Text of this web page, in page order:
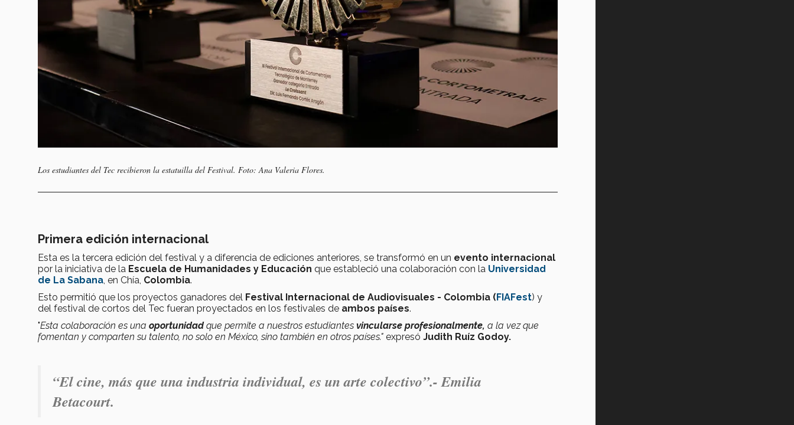
Los estudiantes del Tec recibieron la estatuilla del Festival. Foto: Ana Valeria Flores.
Primera edición internacional
Esta es la tercera edición del festival y a diferencia de ediciones anteriores, se transformó en un evento internacional
por la iniciativa de la Escuela de Humanidades y Educación que estableció una colaboración con la Universidad
de La Sabana, en Chía, Colombia.
Esto permitió que los proyectos ganadores del Festival Internacional de Audiovisuales - Colombia (FIAFest) y
del festival de cortos del Tec fueran proyectados en los festivales de ambos países.
"Esta colaboración es una oportunidadque permite a nuestros estudiantes vincularse profesionalmente, a la vez que
fomentan y comparten su talento, no solo en México, sino también en otros países." expresó Judith Ruíz Godoy.
“Elcine, más que una industria individual, es unarte colectivo”.- Emilia
Betacourt.